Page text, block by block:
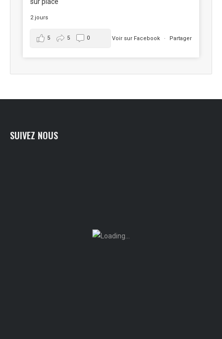
2 jours
Voir sur Facebook · Partager
5 5 0
SUIVEZ NOUS